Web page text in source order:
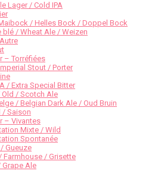
Lager / Cold IPA
/ Helles Bock / Doppel Bock
blé / Wheat Ale / Weizen
– Torréfiées
Stout / Porter
/ Extra Special Bitter
/ Scotch Ale
/ Belgian Dark Ale / Oud Bruin
/ Saison
– Vivantes
Mixte / Wild
Spontanée
Gueuze
Farmhouse / Grisette
Ale